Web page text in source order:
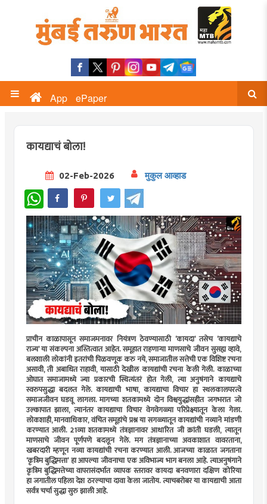
App ePaper
कायद्याचं बोला!
02-Feb-2026 मुकुल आव्हाड
WhatsApp
प्राचीन काळापासून समाजमनावर नियंत्रण ठेवण्यासाठी ‌‘कायदा‌’ तसेच ‌‘कायद्याचे
राज्य‌’ या संकल्पना अस्तित्वात आहेत. समूहात राहणाऱ्या माणसाचे जीवन सुसह्य व्हावे,
बलशाली लोकांनी इतरांची पिळवणूक करु नये, समाजातील सत्तेची एक विशिष्ट रचना
असावी, ती अबाधित राहावी, यासाठी देखील कायद्यांची रचना केली गेली. काळाच्या
ओघात समाजामध्ये ज्या प्रकारची स्थित्यंतरं होत गेली, त्या अनुषंगाने कायद्याचे
स्वरुपसुद्धा बदलत गेले. कायद्याची भाषा, कायद्याचा विचार हा स्थलकालपरत्वे
समाजजीवन घडवू लागला. मागच्या शतकामध्ये दोन विश्वयुद्धांसहीत जगभरात जो
उल्कापात झाला, त्यानंतर कायद्याचा विचार वेगवेगळ्या परिप्रेक्ष्यातून केला गेला.
लोकशाही, मानवाधिकार, वंचित समूहांचे प्रश्न या सगळ्यातून कायद्यांची नव्याने मांडणी
करण्यात आली. 21व्या शतकामध्ये तंत्रज्ञानावर आधारित जी क्रांती घडली, त्यातून
माणसाचे जीवन पूर्णपणे बदलून गेले. मग तंत्रज्ञानाच्या अवकाशात वावरताना,
खबरदारी म्हणून नव्या कायद्यांची रचना करण्यात आली. आजच्या काळात जगताना
‌‘कृत्रिम बुद्धिमत्ता‌’ हा आपल्या जीवनाचा एक अविभाज्य भाग बनला आहे. त्याअनुषंगाने
कृत्रिम बुद्धिमत्तेच्या वापरासंदर्भात व्यापक स्तरावर कायदा बनवणारा दक्षिण कोरिया
हा जगातील पहिला देश ठरल्याचा दावा केला जातोय. त्याचबरोबर या कायद्याची आता
सर्वत्र चर्चा सुद्धा सुरु झाली आहे.